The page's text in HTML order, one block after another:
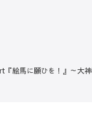
馬に願ひを！』～大神